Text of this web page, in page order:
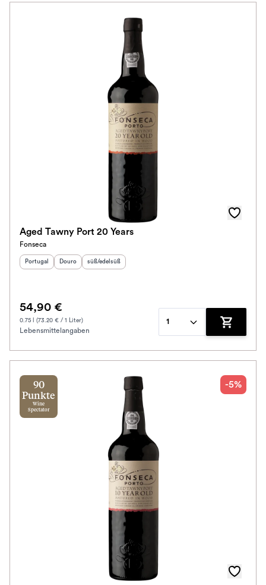
Jahrgang
Im Rewe Handel erhältlich
Aged Tawny Port 20 Years
Fonseca
Herkunftsland:
Portugal Herkunftsregion:
Douro Geschmack:
süß/edelsüß
54,90 €
0.75 l (73.20 € / 1 Liter)
Lebensmittelangaben
1
Zum
90
Punkte
Wine
Spectator
-5%